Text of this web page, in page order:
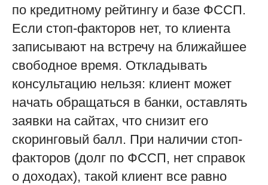
по кредитному рейтингу и базе ФССП.
Если стоп-факторов нет, то клиента
записывают на встречу на ближайшее
свободное время. Откладывать
консультацию нельзя: клиент может
начать обращаться в банки, оставлять
заявки на сайтах, что снизит его
скоринговый балл. При наличии стоп-
факторов (долг по ФССП, нет справок
о доходах), такой клиент все равно